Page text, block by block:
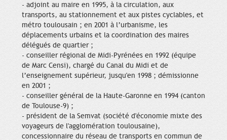
- adjoint au maire en 1995, à la circulation, aux
transports, au stationnement et aux pistes cyclables, et
métro toulousain ; en 2001 à l’urbanisme, les
déplacements urbains et la coordination des maires
délégués de quartier ;
- conseiller régional de Midi-Pyrénées en 1992 (équipe
de Marc Censi), chargé du Canal du Midi et de
l’enseignement supérieur, jusqu'en 1998 ; démissionne
en 2001 ;
- conseiller général de la Haute-Garonne en 1994 (canton
de Toulouse-9) ;
- président de la Semvat (société d'économie mixte des
voyageurs de l'agglomération toulousaine),
concessionnaire du réseau de transports en commun de